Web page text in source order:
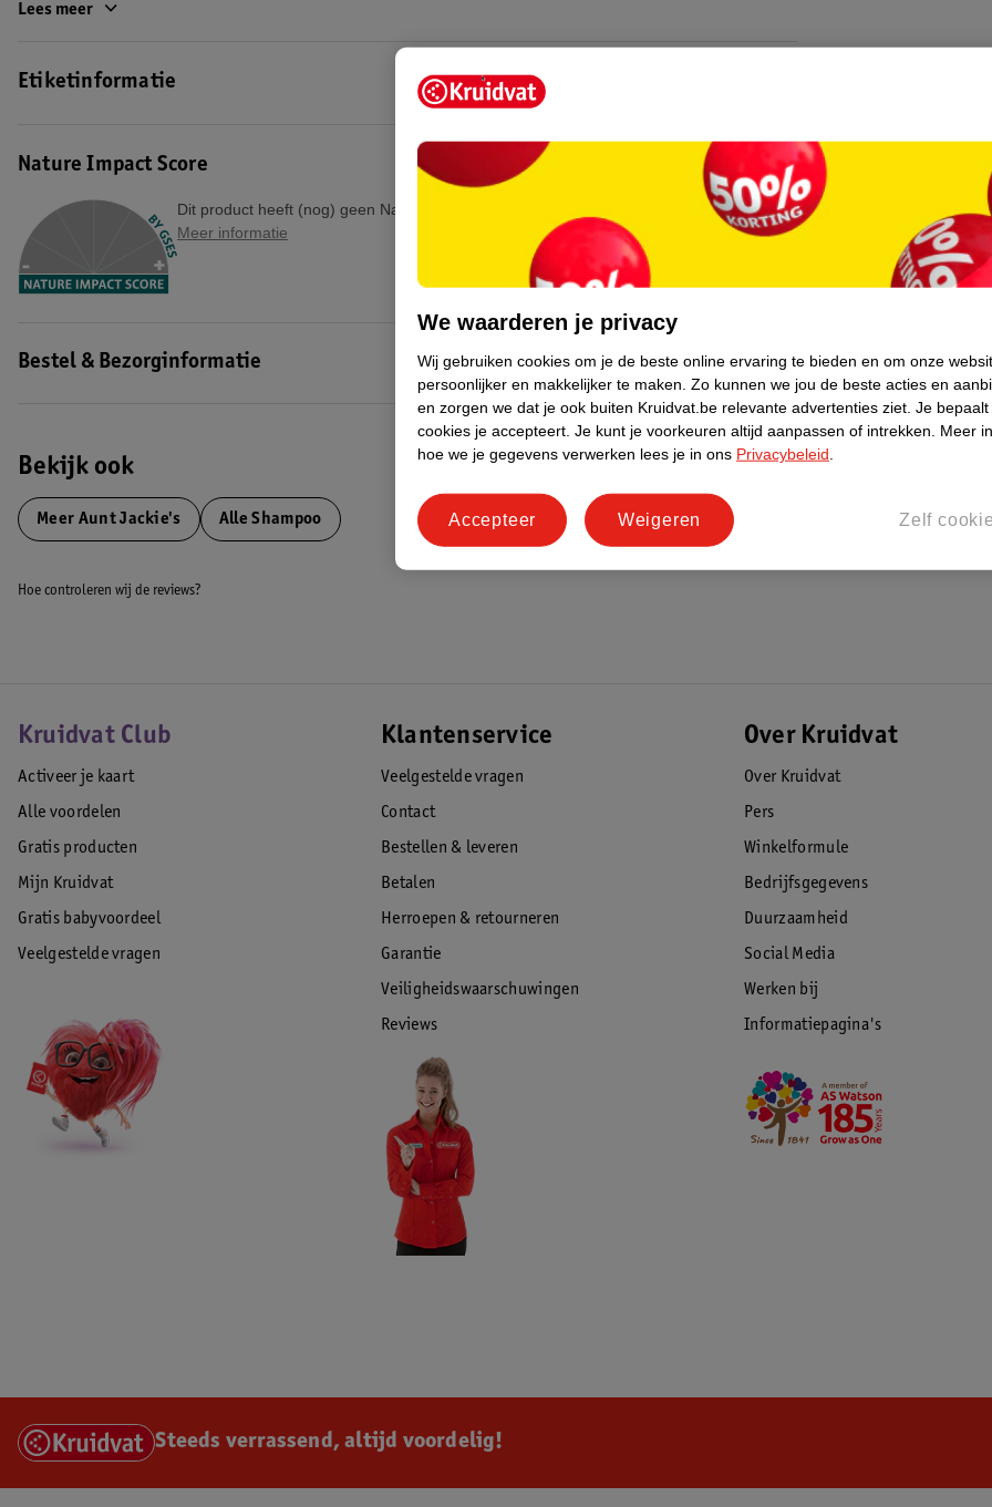
Lees meer
Etiketinformatie
Nature Impact Score
Dit product heeft (nog) geen Nature Impact Score.
Meer informatie
Bestel & Bezorginformatie
Bekijk ook
Meer Aunt Jackie's Alle Shampoo
Hoe controleren wij de reviews?
Kruidvat Club
Activeer je kaart
Alle voordelen
Gratis producten
Mijn Kruidvat
Gratis babyvoordeel
Veelgestelde vragen
Klantenservice
Veelgestelde vragen
Contact
Bestellen & leveren
Betalen
Herroepen & retourneren
Garantie
Veiligheidswaarschuwingen
Reviews
Over Kruidvat
Over Kruidvat
Pers
Winkelformule
Bedrijfsgegevens
Duurzaamheid
Social Media
Werken bij
Informatiepagina's
Steeds verrassend, altijd voordelig!
We waarderen je privacy
Wij gebruiken cookies om je de beste online ervaring te bieden en om onze
persoonlijker en makkelijker te maken. Zo kunnen we jou de beste acties en
en zorgen we dat je ook buiten Kruidvat.be relevante advertenties ziet. Je
cookies je accepteert. Je kunt je voorkeuren altijd aanpassen of intrekken.
Meer
hoe we je gegevens verwerken lees je in ons Privacybeleid
Zelf
Weigeren
Accepteer